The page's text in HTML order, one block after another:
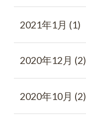
2021年1月 (1)
2020年12月 (2)
2020年10月 (2)